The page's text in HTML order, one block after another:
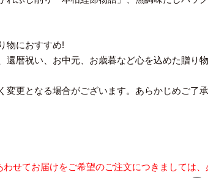
物におすすめ!
還暦祝い、お中元、お歳暮など心を込めた贈り
更となる場合がございます。あらかじめご了承
せてお届けをご希望のご注文につきましては